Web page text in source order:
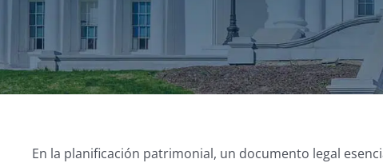
En la planificación patrimonial, un documento legal